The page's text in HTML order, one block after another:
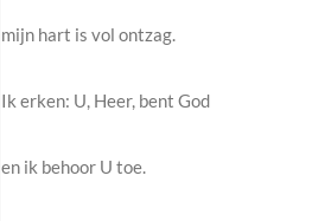
mijn hart is vol ontzag.
Ik erken: U, Heer, bent God
en ik behoor U toe.